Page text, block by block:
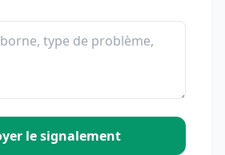
le signalement